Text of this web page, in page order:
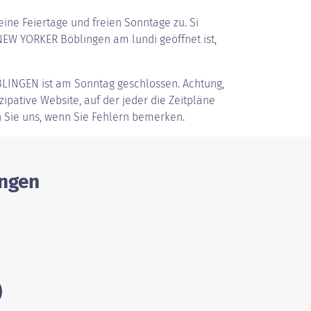
Feiertage und freien Sonntage zu. Si
YORKER Böblingen am lundi geöffnet ist,
ist am Sonntag geschlossen. Achtung,
Website, auf der jeder die Zeitpläne
uns, wenn Sie Fehlern bemerken.